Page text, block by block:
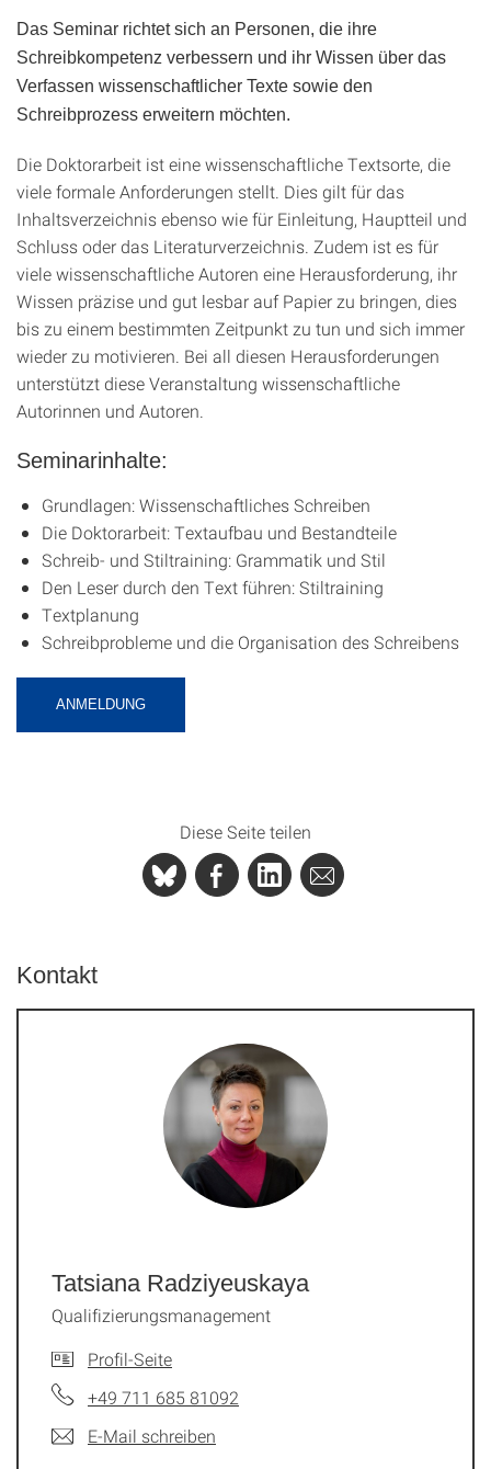
Das Seminar richtet sich an Personen, die ihre
Schreibkompetenz verbessern und ihr Wissen über das
Verfassen wissenschaftlicher Texte sowie den
Schreibprozess erweitern möchten.
Die Doktorarbeit ist eine wissenschaftliche Textsorte, die
viele formale Anforderungen stellt. Dies gilt für das
Inhaltsverzeichnis ebenso wie für Einleitung, Hauptteil und
Schluss oder das Literaturverzeichnis. Zudem ist es für
viele wissenschaftliche Autoren eine Herausforderung, ihr
Wissen präzise und gut lesbar auf Papier zu bringen, dies
bis zu einem bestimmten Zeitpunkt zu tun und sich immer
wieder zu motivieren. Bei all diesen Herausforderungen
unterstützt diese Veranstaltung wissenschaftliche
Autorinnen und Autoren.
Seminarinhalte:
Grundlagen: Wissenschaftliches Schreiben
Die Doktorarbeit: Textaufbau und Bestandteile
Schreib- und Stiltraining: Grammatik und Stil
Den Leser durch den Text führen: Stiltraining
Textplanung
Schreibprobleme und die Organisation des Schreibens
ANMELDUNG
Diese Seite teilen
Kontakt
Tatsiana Radziyeuskaya
Qualifizierungsmanagement
Profil-Seite
+49 711 685 81092
E-Mail schreiben